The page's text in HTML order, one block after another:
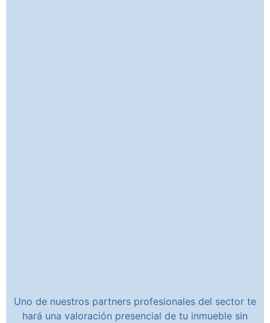
Uno de nuestros partners profesionales del sector te
hará una valoración presencial de tu inmueble sin